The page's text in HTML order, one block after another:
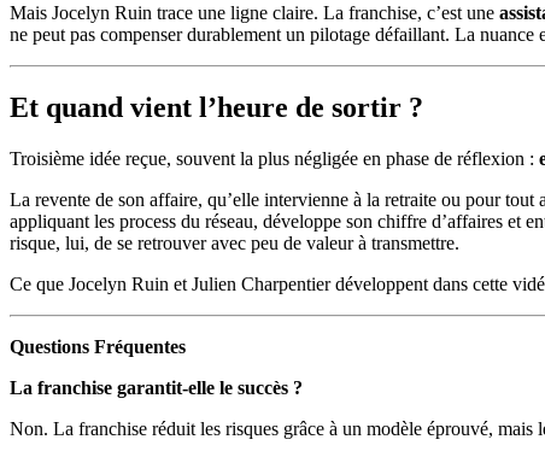
Mais Jocelyn Ruin trace une ligne claire. La franchise, c’est une
ne peut pas compenser durablement un pilotage défaillant. La
Et quand vient l’heure de sortir ?
Troisième idée reçue, souvent la plus négligée en phase de réflexion :
La revente de son affaire, qu’elle intervienne à la retraite ou pour
appliquant les process du réseau, développe son chiffre d’affaires et
risque, lui, de se retrouver avec peu de valeur à transmettre.
Ce que Jocelyn Ruin et Julien Charpentier développent dans cette
Questions Fréquentes
La franchise garantit-elle le succès ?
Non. La franchise réduit les risques grâce à un modèle éprouvé, mais